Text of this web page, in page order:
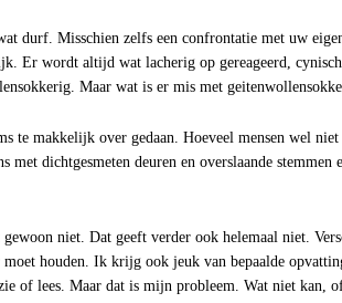
durf. Misschien zelfs een confrontatie met uw
Er wordt altijd wat lacherig op gereageerd,
Maar wat is er mis met
te makkelijk over gedaan. Hoeveel mensen wel
met dichtgesmeten deuren en overslaande stemmen
niet. Dat geeft verder ook helemaal niet.
moet houden. Ik krijg ook jeuk van bepaalde
of lees. Maar dat is mijn probleem. Wat niet kan,